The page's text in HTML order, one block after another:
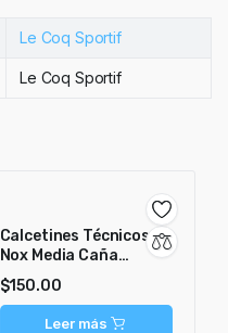
Le Coq Sportif
Le Coq Sportif
Calcetines Técnicos
Nox Media Caña
Blanco/Gris
$150.00
Leer más